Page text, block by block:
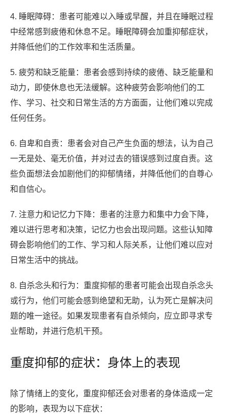
4. 睡眠障碍：患者可能难以入睡或早醒，并且在睡眠过程
中经常感到疲倦和休息不足。睡眠障碍会加重抑郁症状，
并降低他们的工作效率和生活质量。
5. 疲劳和缺乏能量：患者会感到持续的疲倦、缺乏能量和
动力，即使休息也无法缓解。这种疲劳会影响他们的工
作、学习、社交和日常生活的方方面面，让他们难以完成
任何任务。
6. 自卑和自责：患者会对自己产生负面的想法，认为自己
一无是处、毫无价值，并对过去的错误感到过度自责。这
些负面想法会加剧他们的抑郁情绪，并降低他们的自尊心
和自信心。
7. 注意力和记忆力下降：患者的注意力和集中力会下降，
难以进行思考和决策，记忆力也会出现问题。这些认知障
碍会影响他们的工作、学习和人际关系，让他们难以应对
日常生活中的挑战。
8. 自杀念头和行为：重度抑郁的患者可能会出现自杀念头
或行为，他们可能会感到绝望和无助，认为死亡是解决问
题的唯一途径。如果发现患者有自杀倾向，应立即寻求专
业帮助，并进行危机干预。
重度抑郁的症状：身体上的表现
除了情绪上的变化，重度抑郁还会对患者的身体造成一定
的影响，表现为以下症状：